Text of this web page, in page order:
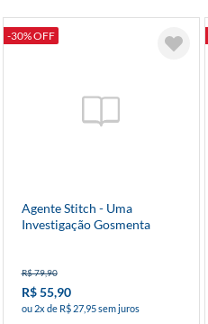
-30% OFF
Agente Stitch - Uma
Investigação Gosmenta
R$ 79,90
R$ 55,90
ou 2x de R$ 27,95 sem juros